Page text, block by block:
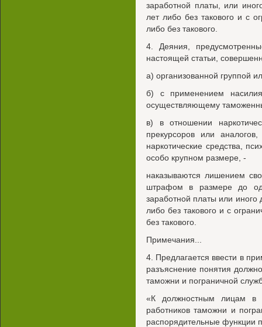
заработной платы, или
лет либо без такового и с
либо без такового.
4. Деяния,
настоящей статьи,
а) организованной группой
б) с применением
осуществляющему
в) в отношении
прекурсоров или
наркотические средства,
особо крупном размере, -
наказываются лишением
штрафом в размере до
заработной платы или иного
либо без такового и с
без такового.
Примечания...
4. Предлагается ввести в
разъяснение понятия
таможни и пограничной
«К должностным лицам в
работников таможни и
распорядительные функции